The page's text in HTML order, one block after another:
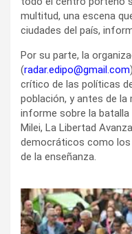
multitud, una escena
ciudades del país,
Por su parte, la
(radar.edipo@gmail.com
crítico de las políticas
población, y antes de
informe sobre la batalla
Milei, La Libertad
democráticos como
de la enseñanza.